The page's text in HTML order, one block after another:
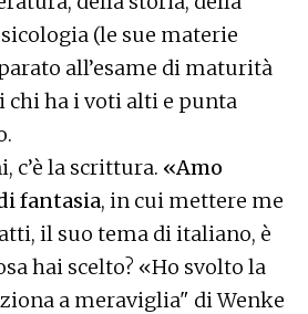
(le sue materie
all’esame di maturità
chi ha i voti alti e punta
c’è la scrittura. «Amo
fantasia, in cui mettere me
il suo tema di italiano, è
hai scelto? «Ho svolto la
a meraviglia" di Wenke